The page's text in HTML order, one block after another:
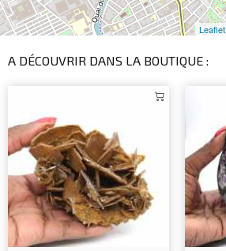
Leaflet
A DÉCOUVRIR DANS LA BOUTIQUE :